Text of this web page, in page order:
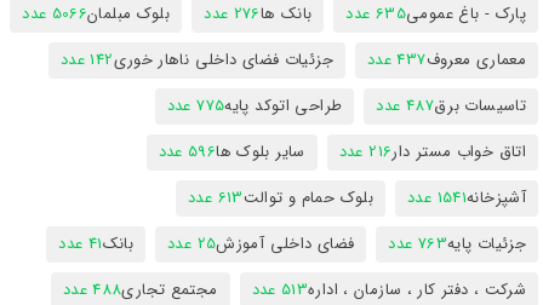
پارک - باغ عمومی635 عدد بانک ها276 عدد بلوک مبلمان5066 عدد
معماری معروف437 عدد جزئیات فضای داخلی ناهار خوری142 عدد
تاسیسات برق487 عدد طراحی اتوکد پایه775 عدد
اتاق خواب مستر دار216 عدد سایر بلوک ها596 عدد
آشپزخانه1541 عدد بلوک حمام و توالت613 عدد
جزئیات پایه763 عدد فضای داخلی آموزش25 عدد بانک41 عدد
شرکت ، دفتر کار ، سازمان ، اداره513 عدد مجتمع تجاری488 عدد